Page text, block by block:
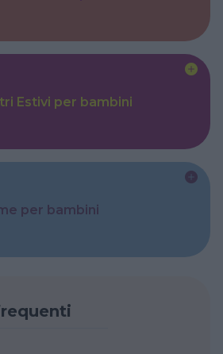
Estivi per bambini
per bambini